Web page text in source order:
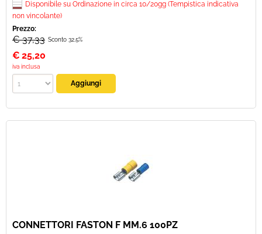
Disponibile su Ordinazione in circa 10/20gg (Tempistica indicativa
non vincolante)
Prezzo:
€ 37,33 Sconto 32.5%
€ 25,20
iva inclusa
CONNETTORI FASTON F MM.6 100PZ